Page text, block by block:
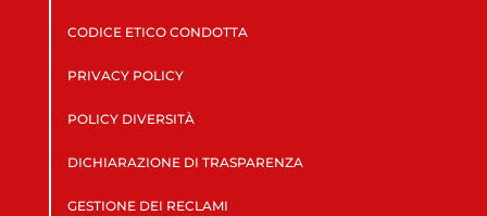
CODICE ETICO CONDOTTA
PRIVACY POLICY
POLICY DIVERSITÀ
DICHIARAZIONE DI TRASPARENZA
GESTIONE DEI RECLAMI